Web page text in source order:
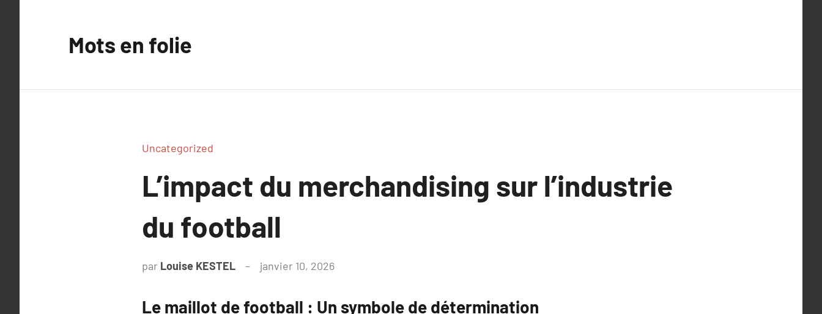
Mots en folie
Uncategorized
L’impact du merchandising sur l’industrie
du football
par Louise KESTEL janvier 10, 2026
Le maillot de football : Un symbole de détermination